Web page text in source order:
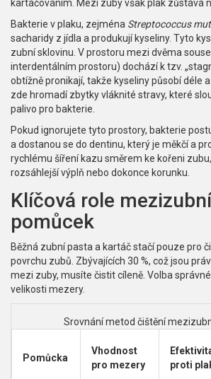
kartáčováním. Mezi zuby však plak zůstává
Bakterie v plaku, zejména Streptococcus
sacharidy z jídla a produkují kyseliny. Tyto
zubní sklovinu. V prostoru mezi dvěma
interdentálním prostoru) dochází k tzv.
obtížně pronikají, takže kyseliny působí déle
zde hromadí zbytky vláknité stravy, které
palivo pro bakterie.
Pokud ignorujete tyto prostory, bakterie
a dostanou se do dentinu, který je měkčí a
rychlému šíření kazu směrem ke kořeni
rozsáhlejší výplň nebo dokonce korunku.
Klíčová role
pomůcek
Běžná zubní pasta a kartáč stačí pouze pro
povrchu zubů. Zbývajících 30 %, což jsou
mezi zuby, musíte čistit cíleně. Volba
velikosti mezery.
Srovnání metod čištění
Pomůcka
Vhodnost
pro mezery
proti